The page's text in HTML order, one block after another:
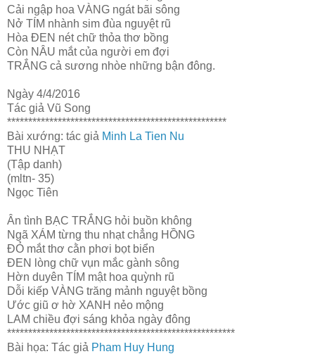
Cải ngập hoa VÀNG ngát bãi sông
Nở TÍM nhành sim đùa nguyệt rũ
Hòa ĐEN nét chữ thỏa thơ bồng
Còn NÂU mắt của người em đợi
TRẮNG cả sương nhòe những bận đông.
Ngày 4/4/2016
Tác giả Vũ Song
****************************************************
Bài xướng: tác giả Minh La Tien Nu
THU NHẠT
(Tập danh)
(mltn- 35)
Ngọc Tiên
Ân tình BẠC TRẮNG hỏi buồn không
Ngã XÁM từng thu nhạt chẳng HỒNG
ĐỎ mắt thơ cằn phơi bọt biển
ĐEN lòng chữ vụn mắc gành sông
Hờn duyên TÍM mật hoa quỳnh rũ
Dỗi kiếp VÀNG trăng mảnh nguyệt bồng
Ước giũ ơ hờ XANH nẻo mộng
LAM chiều đợi sáng khỏa ngày đông
******************************************************
Bài họa: Tác giả Pham Huy Hung